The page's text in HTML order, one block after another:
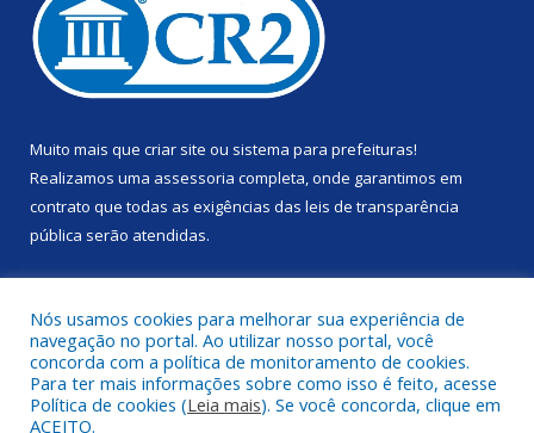
Muito mais que criar site ou sistema para prefeituras!
Realizamos uma assessoria completa, onde garantimos em
contrato que todas as exigências das leis de transparência
pública serão atendidas.
Todos os direitos reservados a Prefeitura Municipal de Anapu.
Nós usamos cookies para melhorar sua experiência de
navegação no portal. Ao utilizar nosso portal, você
concorda com a política de monitoramento de cookies.
Para ter mais informações sobre como isso é feito, acesse
Política de cookies (Leia mais). Se você concorda, clique em
ACEITO.